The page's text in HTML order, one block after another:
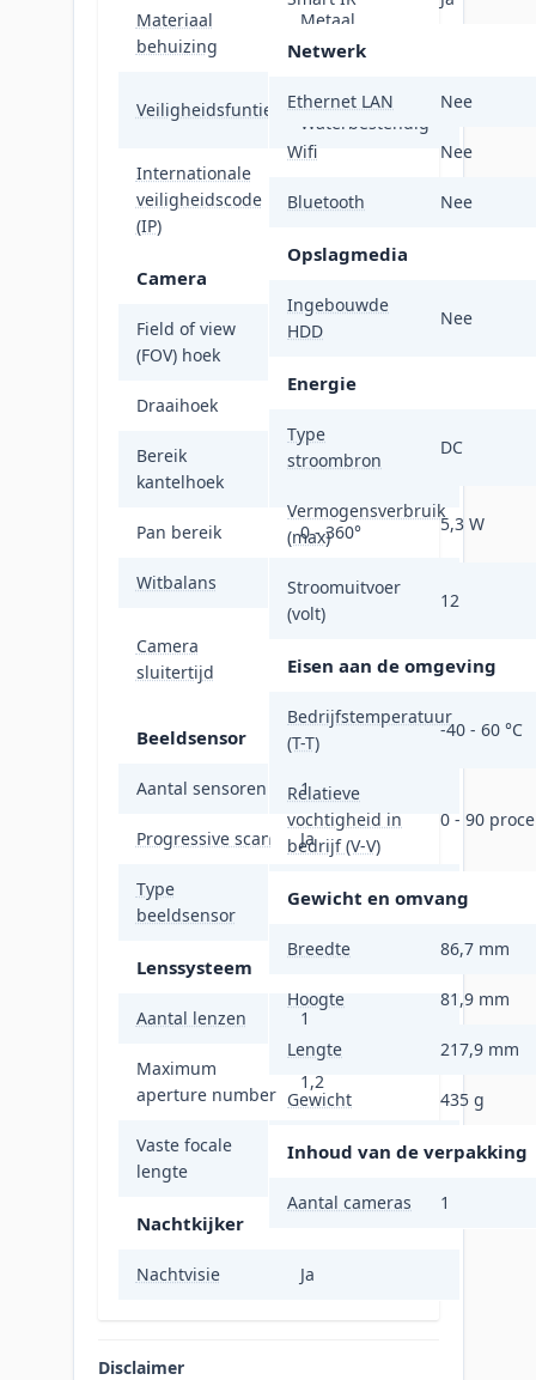
Materiaal
behuizing
Metaal,
Kunststof
Veiligheidsfunties
Stofafstotend,
Waterbestendig
Internationale
veiligheidscode
(IP)
IP67
Camera
Field of view
(FOV) hoek
79°
Draaihoek
Bereik
kantelhoek
0 - 180°
Pan bereik 0 - 360°
Witbalans Auto, Handmatig
Camera
sluitertijd
1/50000 ,NTSC:
Beeldsensor
Aantal sensoren 1
Progressive scan Ja
Type
beeldsensor
CMOS
Lenssysteem
Aantal lenzen 1
Maximum
aperture number
1,2
Vaste focale
lengte
3,6 mm
Nachtkijker
Nachtvisie Ja
Netwerk
Ethernet LAN Nee
Wifi Nee
Bluetooth Nee
Opslagmedia
Ingebouwde
HDD
Nee
Energie
Type
stroombron
DC
Vermogensverbruik
(max)
5,3 W
Stroomuitvoer
(volt)
12
Eisen aan de omgeving
Bedrijfstemperatuur
(T-T)
-40 - 60 °C
Relatieve
vochtigheid in
bedrijf (V-V)
0 - 90
Gewicht en omvang
Breedte 86,7 mm
Hoogte 81,9 mm
Lengte 217,9 mm
Gewicht 435 g
Inhoud van de verpakking
Aantal cameras 1
Disclaimer